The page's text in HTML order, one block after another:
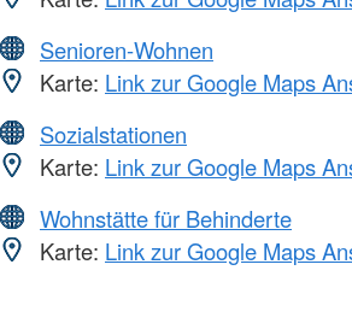
Senioren-Wohnen
Karte: Link zur Google Maps
Sozialstationen
Karte: Link zur Google Maps
Wohnstätte für Behinderte
Karte: Link zur Google Maps